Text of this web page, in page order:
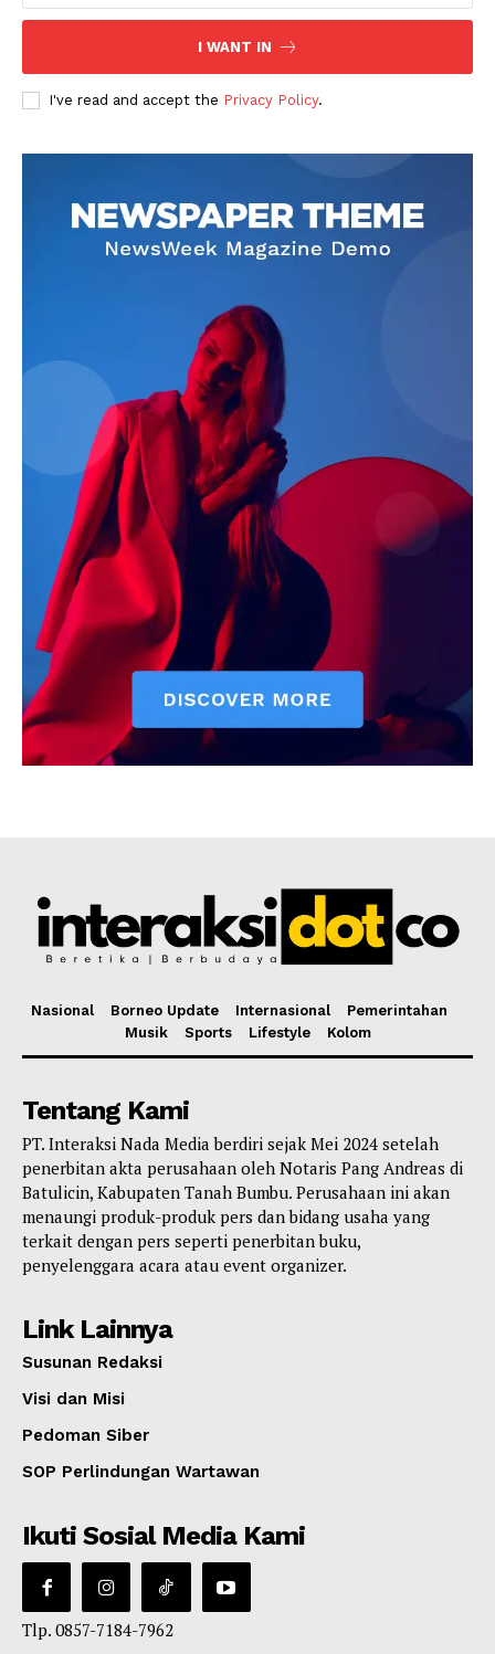
I WANT IN
I've read and accept the Privacy Policy.
Nasional Borneo Update Internasional
Pemerintahan
Musik
Sports Lifestyle Kolom
Tentang Kami
PT. Interaksi Nada Media berdiri sejak Mei 2024 setelah
penerbitan akta perusahaan oleh Notaris Pang Andreas di
Batulicin, Kabupaten Tanah Bumbu. Perusahaan ini akan
menaungi produk-produk pers dan bidang usaha yang
terkait dengan pers seperti penerbitan buku,
penyelenggara acara atau event organizer.
Link Lainnya
Susunan Redaksi
Visi dan Misi
Pedoman Siber
SOP Perlindungan Wartawan
Ikuti Sosial Media Kami
Tlp. 0857-7184-7962